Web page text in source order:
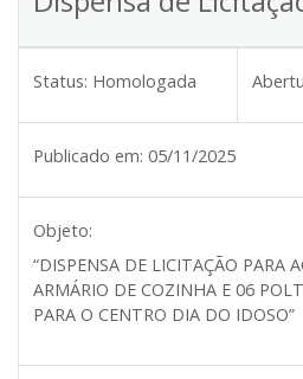
Status: Homologada
Publicado em: 05/11/2025
Objeto:
“DISPENSA DE LICITAÇÃO PARA
ARMÁRIO DE COZINHA E 06
PARA O CENTRO DIA DO IDOSO”